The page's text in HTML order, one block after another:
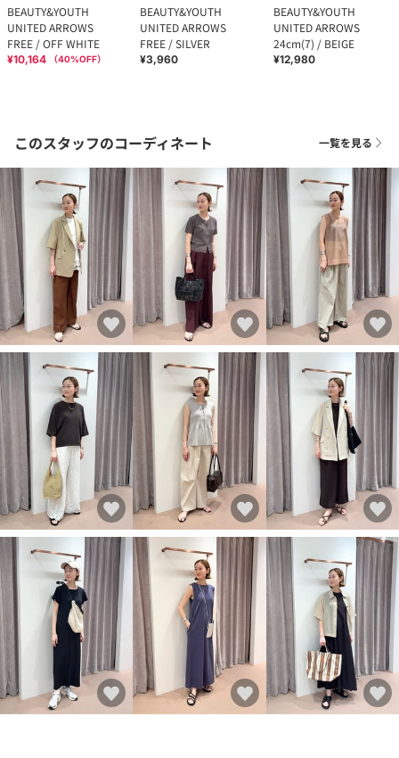
BEAUTY&YOUTH
UNITED ARROWS
FREE / OFF WHITE
¥10,164 （40%OFF）
BEAUTY&YOUTH
UNITED ARROWS
FREE / SILVER
¥3,960
BEAUTY&YOUTH
UNITED ARROWS
24cm(7) / BEIGE
¥12,980
このスタッフのコーディネート 一覧を見る